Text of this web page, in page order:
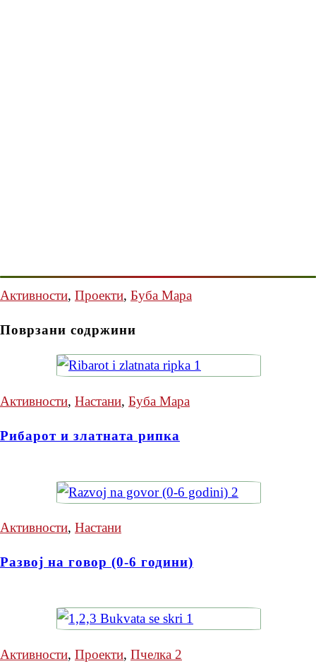
Активности, Проекти, Буба Мара
Поврзани содржини
Активности, Настани, Буба Мара
Рибарот и златната рипка
Активности, Настани
Развој на говор (0-6 години)
Активности, Проекти, Пчелка 2